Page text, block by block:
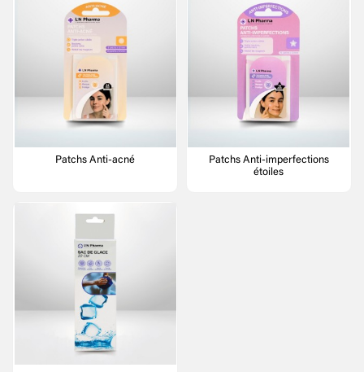
Patchs Anti-acné
Patchs Anti-imperfections
étoiles